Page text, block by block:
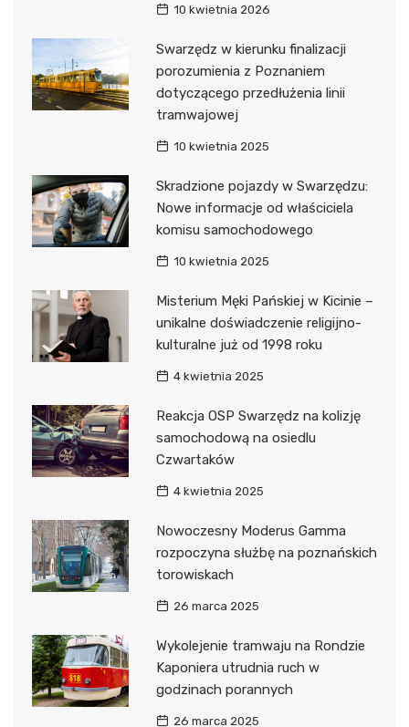
10 kwietnia 2026
Swarzędz w kierunku finalizacji
porozumienia z Poznaniem
dotyczącego przedłużenia linii
tramwajowej
10 kwietnia 2025
Skradzione pojazdy w Swarzędzu:
Nowe informacje od właściciela
komisu samochodowego
10 kwietnia 2025
Misterium Męki Pańskiej w Kicinie –
unikalne doświadczenie religijno-
kulturalne już od 1998 roku
4 kwietnia 2025
Reakcja OSP Swarzędz na kolizję
samochodową na osiedlu
Czwartaków
4 kwietnia 2025
Nowoczesny Moderus Gamma
rozpoczyna służbę na poznańskich
torowiskach
26 marca 2025
Wykolejenie tramwaju na Rondzie
Kaponiera utrudnia ruch w
godzinach porannych
26 marca 2025